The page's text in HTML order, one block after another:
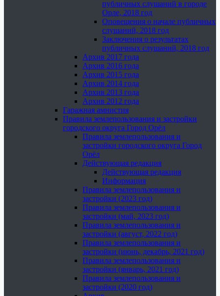
публичных слушаний в городе
Орле, 2018 год
Оповещения о начале публичных
слушаний, 2018 год
Заключения о результатах
публичных слушаний, 2018 год
Архив 2017 года
Архив 2016 года
Архив 2015 года
Архив 2014 года
Архив 2013 года
Архив 2012 года
Гаражная амнистия
Правила землепользования и застройки
городского округа Город Орёл
Правила землепользования и
застройки городского округа Город
Орёл
Действующая редакция
Действующая редакция
Информация
Правила землепользования и
застройки (2023 год)
Правила землепользования и
застройки (май, 2023 год)
Правила землепользования и
застройки (август, 2022 год)
Правила землепользования и
застройки (июнь, декабрь, 2021 год)
Правила землепользования и
застройки (январь, 2021 год)
Правила землепользования и
застройки (2020 год)